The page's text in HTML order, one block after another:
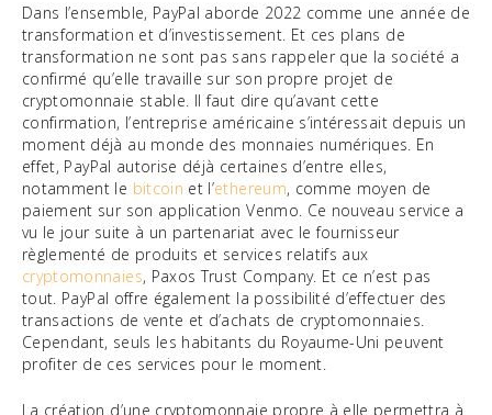
Dans l’ensemble, PayPal aborde 2022 comme une année de
transformation et d’investissement. Et ces plans de
transformation ne sont pas sans rappeler que la société a
confirmé qu’elle travaille sur son propre projet de
cryptomonnaie stable. Il faut dire qu’avant cette
confirmation, l’entreprise américaine s’intéressait depuis un
moment déjà au monde des monnaies numériques. En
effet, PayPal autorise déjà certaines d’entre elles,
notamment le bitcoin et l’ethereum, comme moyen de
paiement sur son application Venmo. Ce nouveau service a
vu le jour suite à un partenariat avec le fournisseur
règlementé de produits et services relatifs aux
cryptomonnaies, Paxos Trust Company. Et ce n’est pas
tout. PayPal offre également la possibilité d’effectuer des
transactions de vente et d’achats de cryptomonnaies.
Cependant, seuls les habitants du Royaume-Uni peuvent
profiter de ces services pour le moment.
La création d’une cryptomonnaie propre à elle permettra à